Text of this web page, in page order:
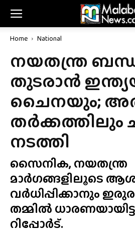
Home National
നയതന്ത്ര
തുടരാൻ
ചൈനയും;
തർക്കത്തിലും
നടത്തി
സൈനിക, നയതന്ത്ര
മാർഗങ്ങളിലൂടെ
വർധിപ്പിക്കാനും
തമ്മിൽ
റിപ്പോർട്.